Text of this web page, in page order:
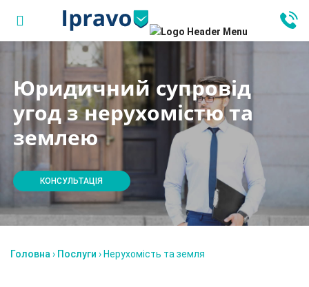
Юридичний супровід
угод з нерухомістю та
землею
КОНСУЛЬТАЦІЯ
Головна › Послуги › Нерухомість та земля